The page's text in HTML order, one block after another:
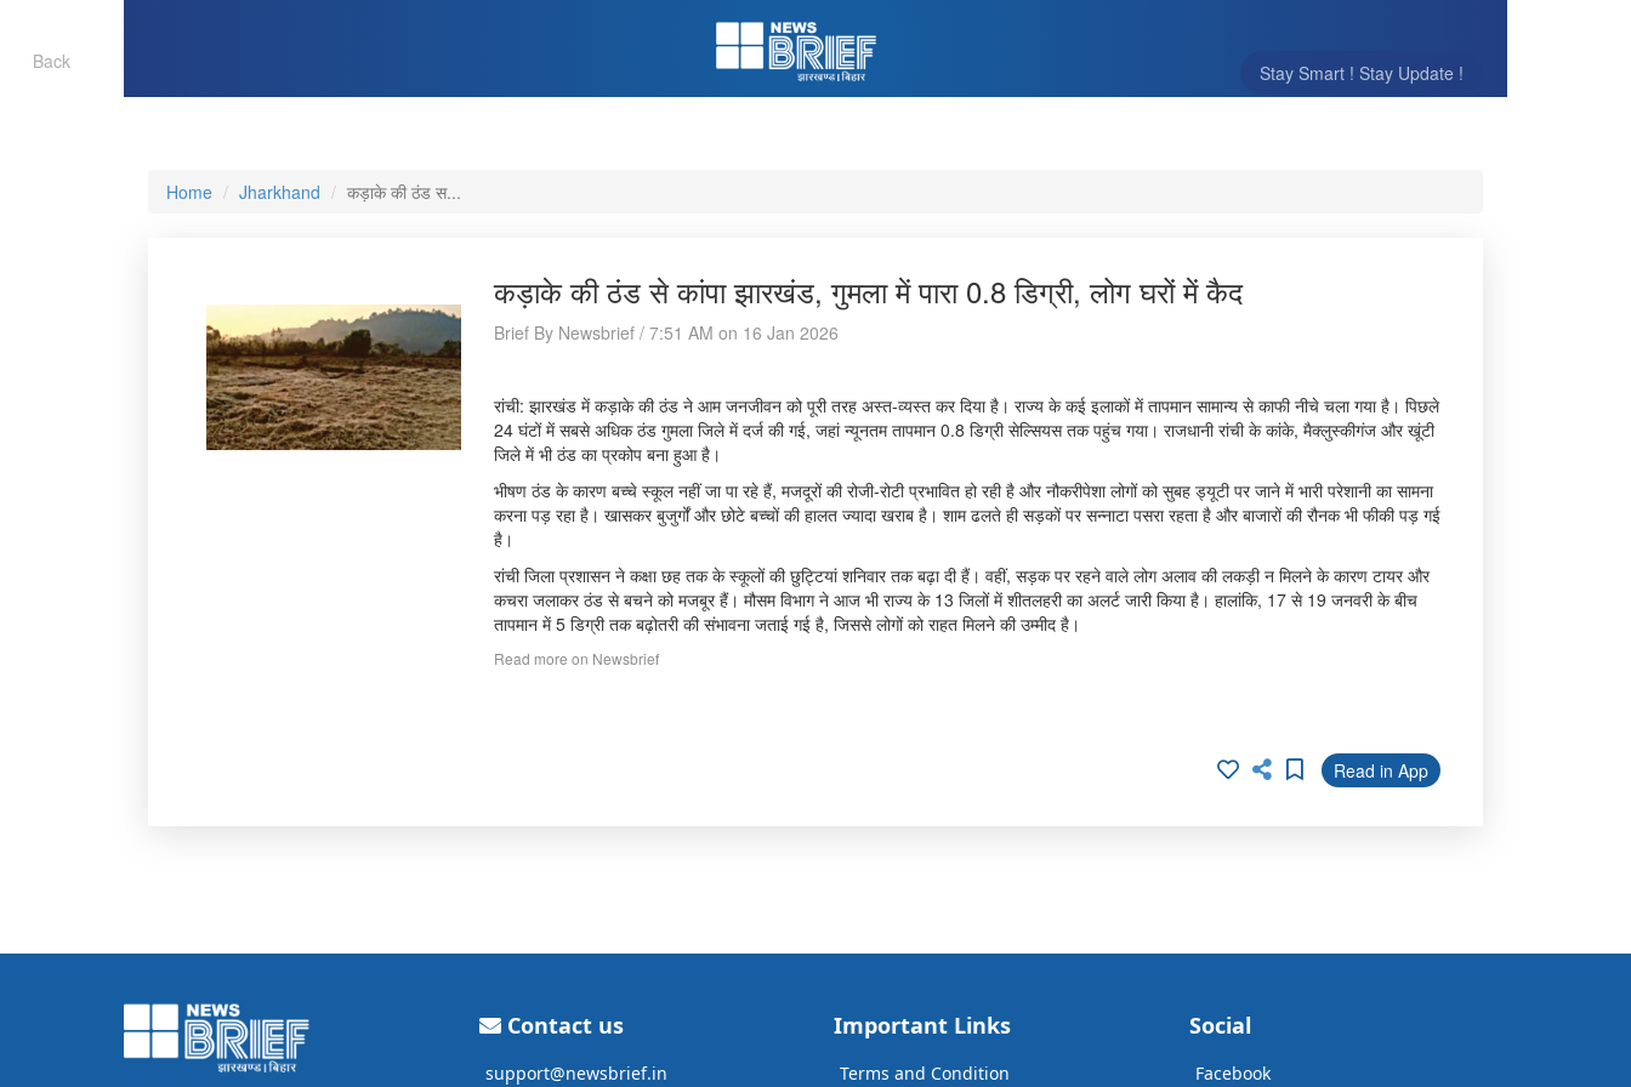
Stay Smart ! Stay Update !
Back
Home Jharkhand कड़ाके की ठंड स...
कड़ाके की ठंड से कांपा झारखंड, गुमला में पारा 0.8 डिग्री, लोग घरों में कैद
Brief By Newsbrief / 7:51 AM on 16 Jan 2026
रांची: झारखंड में कड़ाके की ठंड ने आम जनजीवन को पूरी तरह अस्त-व्यस्त कर दिया है। राज्य के कई इलाकों में तापमान सामान्य से काफी नीचे चला गया है। पिछले
24 घंटों में सबसे अधिक ठंड गुमला जिले में दर्ज की गई, जहां न्यूनतम तापमान 0.8 डिग्री सेल्सियस तक पहुंच गया। राजधानी रांची के कांके, मैक्लुस्कीगंज और खूंटी
जिले में भी ठंड का प्रकोप बना हुआ है।
भीषण ठंड के कारण बच्चे स्कूल नहीं जा पा रहे हैं, मजदूरों की रोजी-रोटी प्रभावित हो रही है और नौकरीपेशा लोगों को सुबह ड्यूटी पर जाने में भारी परेशानी का सामना
करना पड़ रहा है। खासकर बुजुर्गों और छोटे बच्चों की हालत ज्यादा खराब है। शाम ढलते ही सड़कों पर सन्नाटा पसरा रहता है और बाजारों की रौनक भी फीकी पड़ गई
है।
रांची जिला प्रशासन ने कक्षा छह तक के स्कूलों की छुट्टियां शनिवार तक बढ़ा दी हैं। वहीं, सड़क पर रहने वाले लोग अलाव की लकड़ी न मिलने के कारण टायर और
कचरा जलाकर ठंड से बचने को मजबूर हैं। मौसम विभाग ने आज भी राज्य के 13 जिलों में शीतलहरी का अलर्ट जारी किया है। हालांकि, 17 से 19 जनवरी के बीच
तापमान में 5 डिग्री तक बढ़ोतरी की संभावना जताई गई है, जिससे लोगों को राहत मिलने की उम्मीद है।
Read more on Newsbrief
Read in App
Contact us
support@newsbrief.in
Important Links
Terms and Condition
Social
Facebook